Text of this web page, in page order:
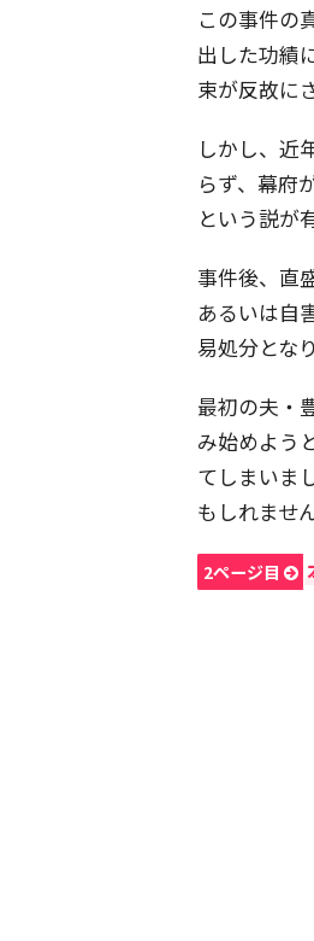
この事件の
出した功績
束が反故に
しかし、近
らず、幕府
という説が
事件後、直
あるいは自
易処分とな
最初の夫・
み始めよう
てしまいま
もしれません
2ページ目